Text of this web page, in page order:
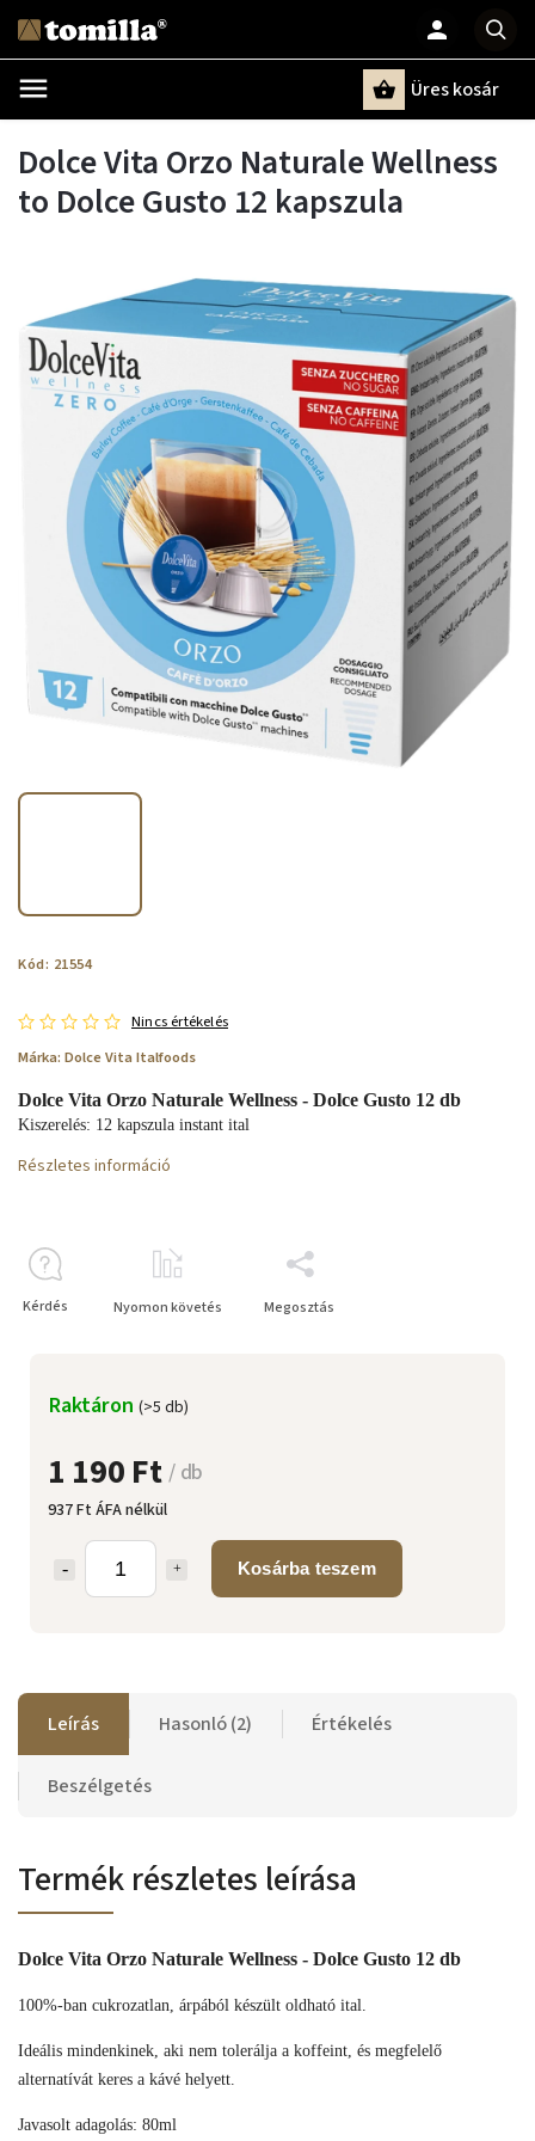
Üres kosár
Dolce Vita Orzo Naturale Wellness
to Dolce Gusto 12 kapszula
Kód: 21554
Nincs értékelés
Márka: Dolce Vita Italfoods
1 190 Ft/ db
937 Ft ÁFA nélkül
Kosárba teszem
Raktáron (>5 db)
Dolce Vita Orzo Naturale Wellness - Dolce Gusto 12 db
Kiszerelés: 12 kapszula instant ital
Részletes információ
Kérdés Nyomon követés Megosztás
Leírás Hasonló (2) Értékelés
Beszélgetés
Termék részletes leírása
Dolce Vita Orzo Naturale Wellness - Dolce Gusto 12 db
100%-ban cukrozatlan, árpából készült oldható ital.
Ideális mindenkinek, aki nem tolerálja a koffeint, és megfelelő
alternatívát keres a kávé helyett.
Javasolt adagolás: 80ml